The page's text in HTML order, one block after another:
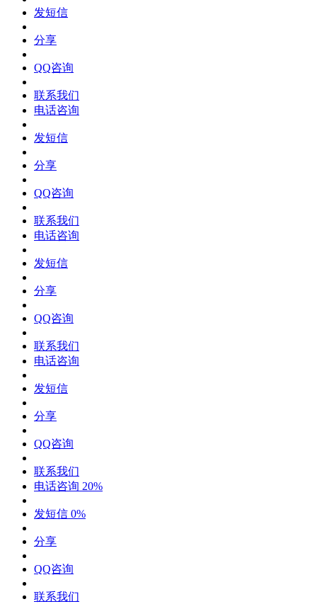
发短信
分享
QQ咨询
联系我们
电话咨询
发短信
分享
QQ咨询
联系我们
电话咨询
发短信
分享
QQ咨询
联系我们
电话咨询
发短信
分享
QQ咨询
联系我们
电话咨询 20%
发短信 0%
分享
QQ咨询
联系我们